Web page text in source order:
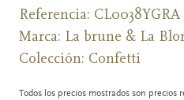
Referencia: CL0038YGRA
Marca: La brune & La
Colección: Confetti
Todos los precios mostrados son precios